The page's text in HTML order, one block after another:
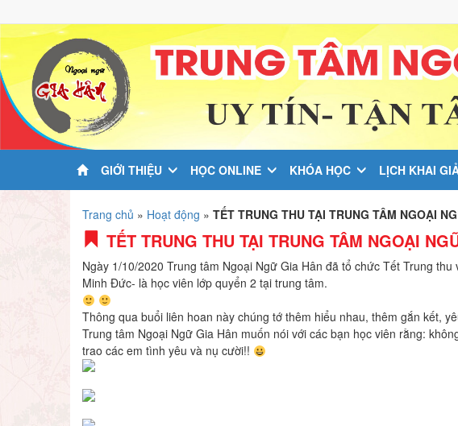
GIỚI THIỆU HỌC ONLINE KHÓA HỌC LỊCH KHAI
Trang chủ » Hoạt động » TẾT TRUNG THU TẠI TRUNG TÂM NGOẠI
TẾT TRUNG THU TẠI TRUNG TÂM NGOẠI
Ngày 1/10/2020 Trung tâm Ngoại Ngữ Gia Hân đã tổ chức Tết Trung
Minh Đức- là học viên lớp quyển 2 tại trung tâm.
Thông qua buổi liên hoan này chúng tớ thêm hiểu nhau, thêm gắn kết,
Trung tâm Ngoại Ngữ Gia Hân muốn nói với các bạn học viên rằng:
trao các em tình yêu và nụ cười!!